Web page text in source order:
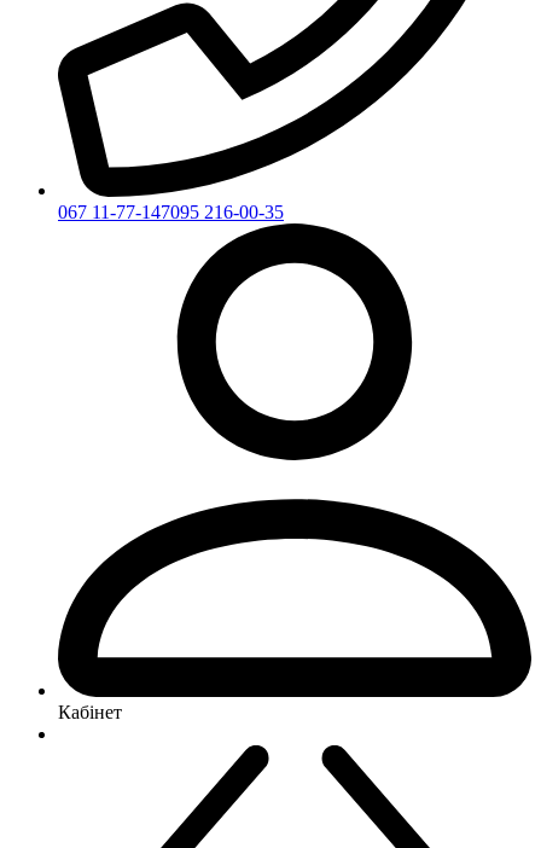
067 11-77-147095 216-00-35
Кабінет